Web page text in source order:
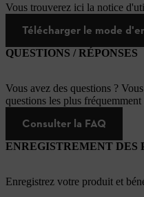
Vous trouverez ici la notice
Télécharger le mode
QUESTIONS / RÉPONSES
Vous avez des questions ?
questions les plus fréquemment
Consulter la FAQ
ENREGISTREMENT DES
Enregistrez votre produit et